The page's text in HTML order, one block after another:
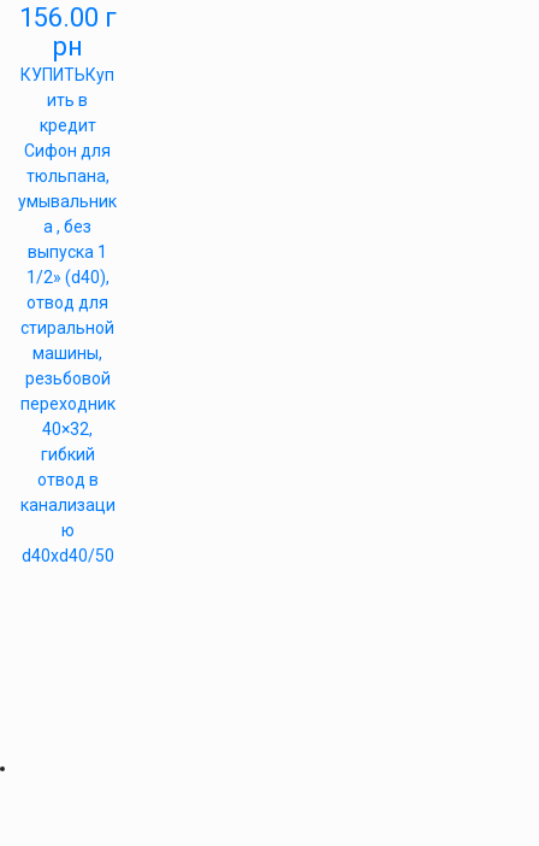
156.00 г
рн
КУПИТЬКуп
ить в
кредит
Сифон для
тюльпана,
умывальник
а , без
выпуска 1
1/2» (d40),
отвод для
стиральной
машины,
резьбовой
переходник
40×32,
гибкий
отвод в
канализаци
ю
d40xd40/50